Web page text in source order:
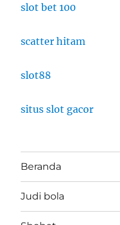
slot bet 100
scatter hitam
slot88
situs slot gacor
Beranda
Judi bola